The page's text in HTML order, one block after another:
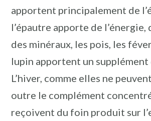
apportent principalement de
l’épautre apporte de l’énergie,
des minéraux, les pois, les
lupin apportent un
L’hiver, comme elles ne
outre le complément
reçoivent du foin produit sur